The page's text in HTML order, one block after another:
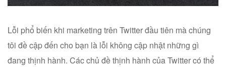
Lỗi phổ biến khi marketing trên Twitter đầu tiên mà chúng
tôi đề cập đến cho bạn là lỗi không cập nhật những gì
đang thịnh hành. Các chủ đề thịnh hành của Twitter có thể